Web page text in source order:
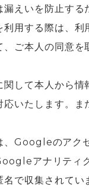
漏えいを防止する
利用する際は、
、ご本人の同意
関して本人から情
応いたします。ま
、Googleのアク
アナリティ
名で収集されて